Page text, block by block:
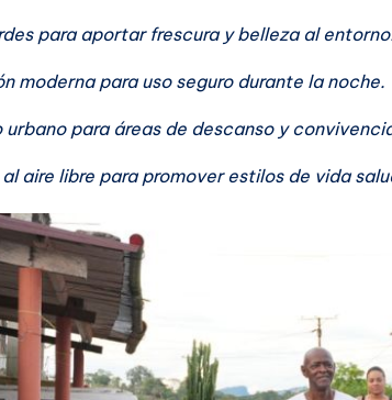
para aportar frescura y belleza al
moderna para uso seguro durante la noche.
urbano para áreas de descanso y
al aire libre para promover estilos de vida